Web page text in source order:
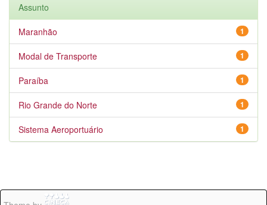
Assunto
1
Maranhão
1
Modal de Transporte
1
Paraíba
1
Rio Grande do Norte
1
Sistema Aeroportuário